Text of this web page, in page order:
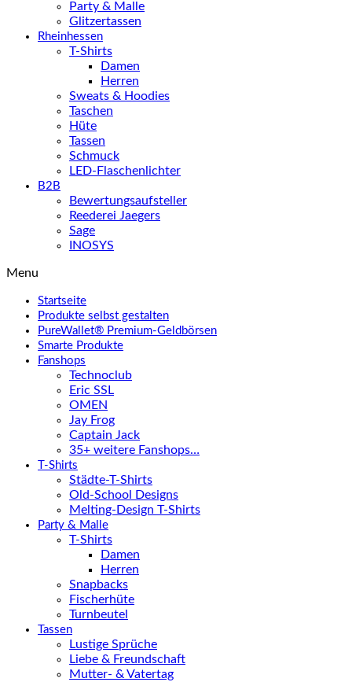
Party & Malle
Glitzertassen
Rheinhessen
T-Shirts
Damen
Herren
Sweats & Hoodies
Taschen
Hüte
Tassen
Schmuck
LED-Flaschenlichter
B2B
Bewertungsaufsteller
Reederei Jaegers
Sage
INOSYS
Menu
Startseite
Produkte selbst gestalten
PureWallet® Premium-Geldbörsen
Smarte Produkte
Fanshops
Technoclub
Eric SSL
OMEN
Jay Frog
Captain Jack
35+ weitere Fanshops…
T-Shirts
Städte-T-Shirts
Old-School Designs
Melting-Design T-Shirts
Party & Malle
T-Shirts
Damen
Herren
Snapbacks
Fischerhüte
Turnbeutel
Tassen
Lustige Sprüche
Liebe & Freundschaft
Mutter- & Vatertag